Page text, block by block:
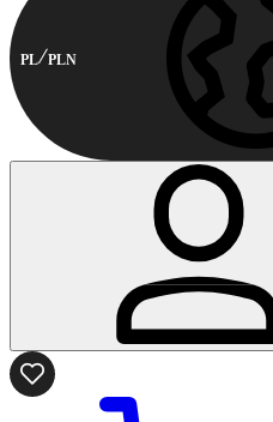
PL PLN